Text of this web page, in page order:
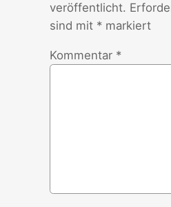
veröffentlicht.
sind mit *markiert
Kommentar *